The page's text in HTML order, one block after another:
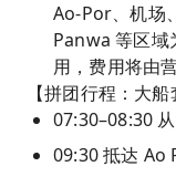
Ao-Por、机场
Panwa 等区域
用，费用将由
【拼团行程：大
07:30–08:30
09:30 抵达 Ao